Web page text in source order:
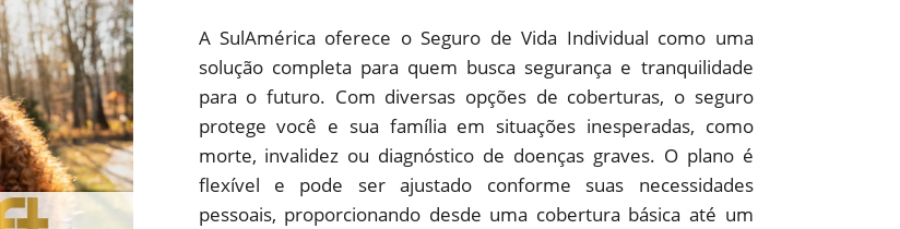
A SulAmérica oferece o Seguro de Vida Individual como uma
solução completa para quem busca segurança e tranquilidade
para o futuro. Com diversas opções de coberturas, o seguro
protege você e sua família em situações inesperadas, como
morte, invalidez ou diagnóstico de doenças graves. O plano é
flexível e pode ser ajustado conforme suas necessidades
pessoais, proporcionando desde uma cobertura básica até um